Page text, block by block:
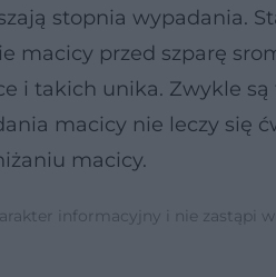
stopnia wypadania.
macicy przed szparę
i takich unika. Zwykle są
macicy nie leczy się
macicy.
informacyjny i nie zastąpi